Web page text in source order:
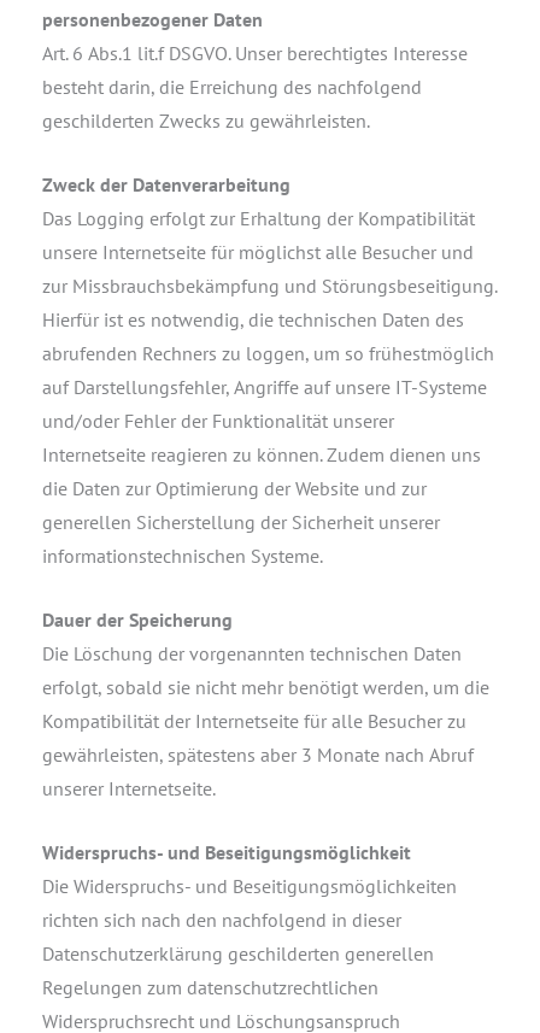
personenbezogener Daten
Art. 6 Abs.1 lit.f DSGVO. Unser berechtigtes Interesse
besteht darin, die Erreichung des nachfolgend
geschilderten Zwecks zu gewährleisten.
Zweck der Datenverarbeitung
Das Logging erfolgt zur Erhaltung der Kompatibilität
unsere Internetseite für möglichst alle Besucher und
zur Missbrauchsbekämpfung und Störungsbeseitigung.
Hierfür ist es notwendig, die technischen Daten des
abrufenden Rechners zu loggen, um so frühestmöglich
auf Darstellungsfehler, Angriffe auf unsere IT-Systeme
und/oder Fehler der Funktionalität unserer
Internetseite reagieren zu können. Zudem dienen uns
die Daten zur Optimierung der Website und zur
generellen Sicherstellung der Sicherheit unserer
informationstechnischen Systeme.
Dauer der Speicherung
Die Löschung der vorgenannten technischen Daten
erfolgt, sobald sie nicht mehr benötigt werden, um die
Kompatibilität der Internetseite für alle Besucher zu
gewährleisten, spätestens aber 3 Monate nach Abruf
unserer Internetseite.
Widerspruchs- und Beseitigungsmöglichkeit
Die Widerspruchs- und Beseitigungsmöglichkeiten
richten sich nach den nachfolgend in dieser
Datenschutzerklärung geschilderten generellen
Regelungen zum datenschutzrechtlichen
Widerspruchsrecht und Löschungsanspruch